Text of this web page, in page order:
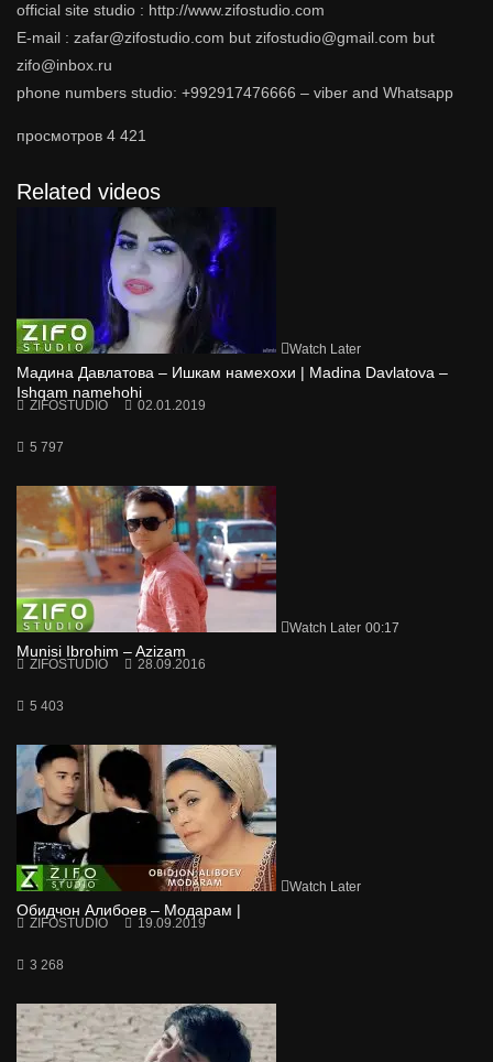
official site studio : http://www.zifostudio.com
E-mail : zafar@zifostudio.com but zifostudio@gmail.com but
zifo@inbox.ru
phone numbers studio: +992917476666 – viber and Whatsapp
просмотров 4 421
Related videos
Watch Later
Мадина Давлатова – Ишкам намехохи | Madina Davlatova –
Ishqam namehohi
ZIFOSTUDIO 02.01.2019
5 797
Watch Later 00:17
Munisi Ibrohim – Azizam
ZIFOSTUDIO 28.09.2016
5 403
Watch Later
Обидчон Алибоев – Модарам |
ZIFOSTUDIO 19.09.2019
3 268